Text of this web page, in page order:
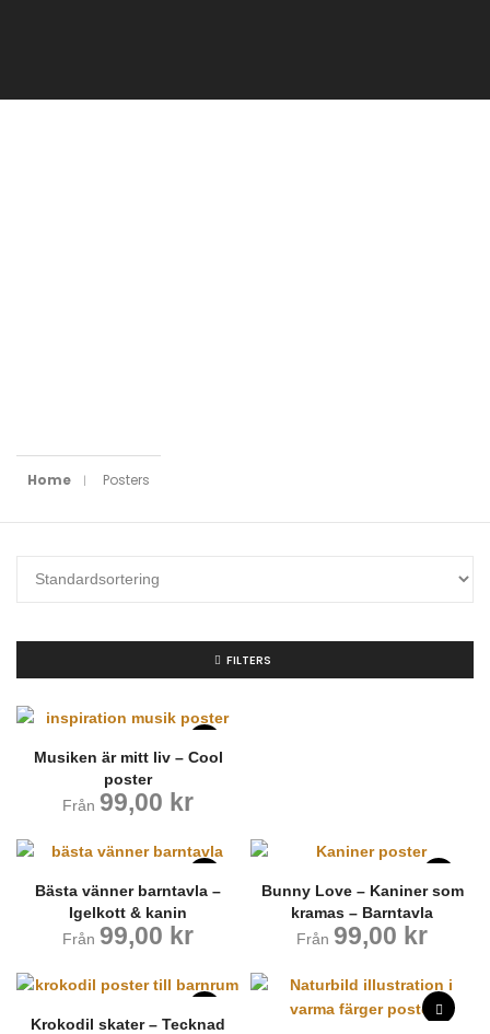
Home Posters
FILTERS
Musiken är mitt liv – Cool
poster
Från 99,00 kr
Bästa vänner barntavla –
Igelkott & kanin
Från 99,00 kr
Bunny Love – Kaniner som
kramas – Barntavla
Från 99,00 kr
Krokodil skater – Tecknad